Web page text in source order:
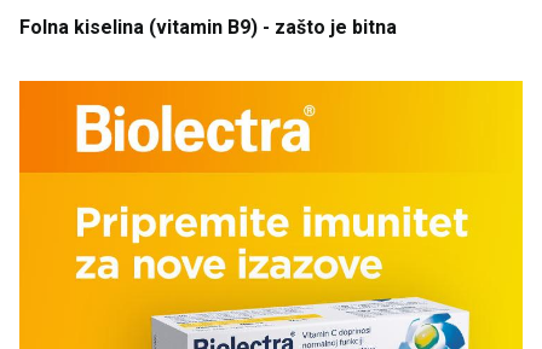
Folna kiselina (vitamin B9) - zašto je bitna